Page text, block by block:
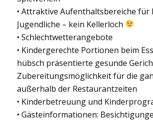
• Attraktive Aufenthaltsbereiche für
Jugendliche – kein Kellerloch
• Schlechtwetterangebote
• Kindergerechte Portionen beim
hübsch präsentierte gesunde
Zubereitungsmöglichkeit für die
außerhalb der Restaurantzeiten
• Kinderbetreuung und
• Gästeinformationen: